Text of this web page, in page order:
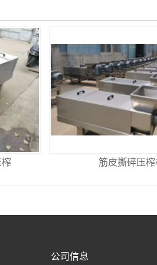
榨 筋皮撕碎压榨
公司信息